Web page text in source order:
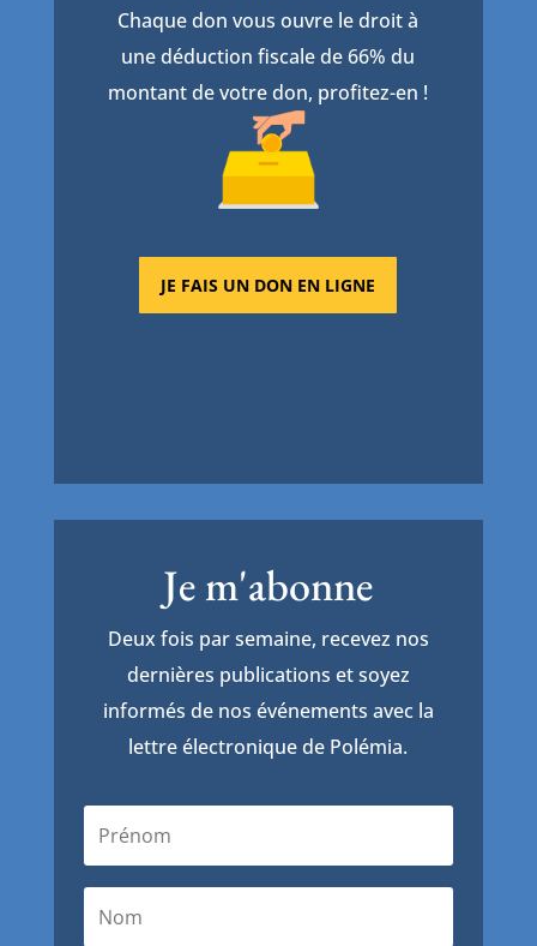
Chaque don vous ouvre le droit à
une déduction fiscale de 66% du
montant de votre don, profitez-en !
JE FAIS UN DON EN LIGNE
Je m'abonne
Deux fois par semaine, recevez nos
dernières publications et soyez
informés de nos événements avec la
lettre électronique de Polémia.